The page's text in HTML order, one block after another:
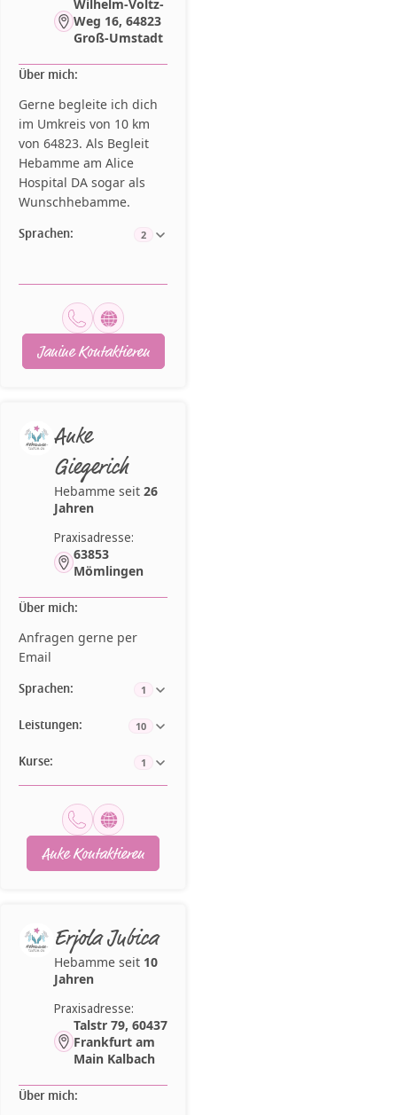
Wilhelm-Voltz-
Weg 16, 64823
Groß-Umstadt
Über mich:
Gerne begleite ich dich
im Umkreis von 10 km
von 64823. Als Begleit
Hebamme am Alice
Hospital DA sogar als
Wunschhebamme.
Sprachen: 2
Janine Kontaktieren
Anke
Giegerich
Hebamme seit 26
Jahren
Praxisadresse:
63853
Mömlingen
Über mich:
Anfragen gerne per
Email
Sprachen: 1
Leistungen: 10
Kurse: 1
Anke Kontaktieren
Erjola Jubica
Hebamme seit 10
Jahren
Praxisadresse:
Talstr 79, 60437
Frankfurt am
Main Kalbach
Über mich: